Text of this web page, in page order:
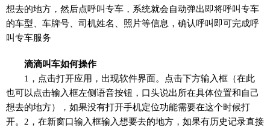
想去的地方，然后点呼叫专车，系统就会自动弹出即将呼叫专车
的车型、车牌号、司机姓名、照片等信息，确认呼叫即可完成呼
叫专车服务
滴滴叫车如何操作
1，点击打开应用，出现软件界面。点击下方输入框（在此
也可以点击输入框左侧语音按钮，口头说出所在具体位置和自己
想去的地方），如果没有打开手机定位功能需要在这个时候打
开。2，在新窗口输入框输入想要去的地方，如果有历史记录直接